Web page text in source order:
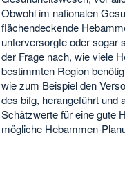
Obwohl im nationalen
flächendeckende
unterversorgte oder sogar
der Frage nach, wie viele
bestimmten Region
wie zum Beispiel den
des bifg, herangeführt und
Schätzwerte für eine gute
mögliche Hebammen-